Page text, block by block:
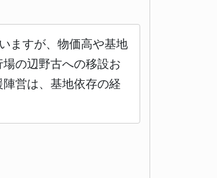
ますが、物価高や基地
の辺野古への移設お
営は、基地依存の経